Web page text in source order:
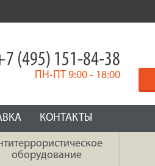
(495) 151-84-38
ПН-ПТ 9:00 - 18:00
КОНТАКТЫ
оборудование